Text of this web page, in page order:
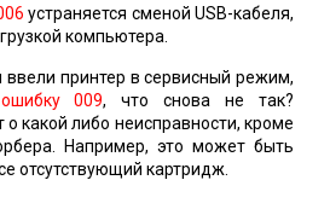
устраняется сменой USB-кабеля,
компьютера.
ввели принтер в сервисный режим,
ошибку 009, что снова не так?
о какой либо неисправности, кроме
Например, это может быть
отсутствующий картридж.